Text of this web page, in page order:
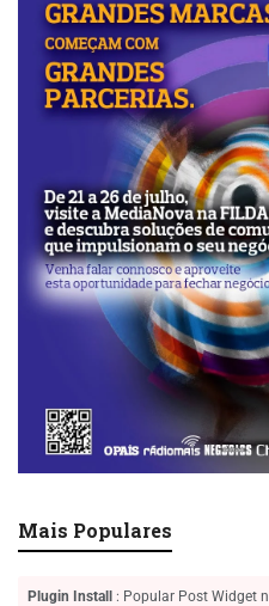
Mais Populares
Plugin Install : Popular Post Widget